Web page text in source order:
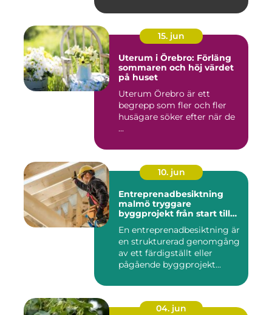
15. jun
Uterum i Örebro: Förläng
sommaren och höj värdet
på huset
Uterum Örebro är ett
begrepp som fler och fler
husägare söker efter när de
...
10. jun
Entreprenadbesiktning
malmö tryggare
byggprojekt från start till
En entreprenadbesiktning är
en strukturerad genomgång
av ett färdigställt eller
pågående byggprojekt...
04. jun